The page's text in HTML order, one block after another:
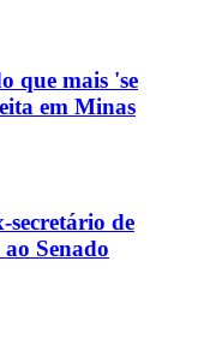
que mais 'se
em Minas
secretário de
Senado